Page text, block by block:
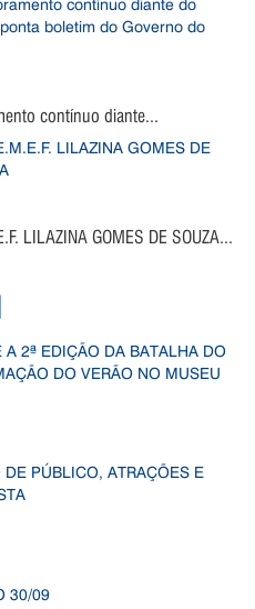
contínuo diante...
LILAZINA GOMES DE SOUZA...